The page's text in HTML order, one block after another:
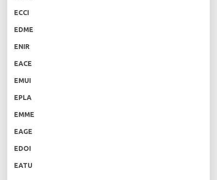
ECCI
EDME
ENIR
EACE
EMUI
EPLA
EMME
EAGE
EDOI
EATU